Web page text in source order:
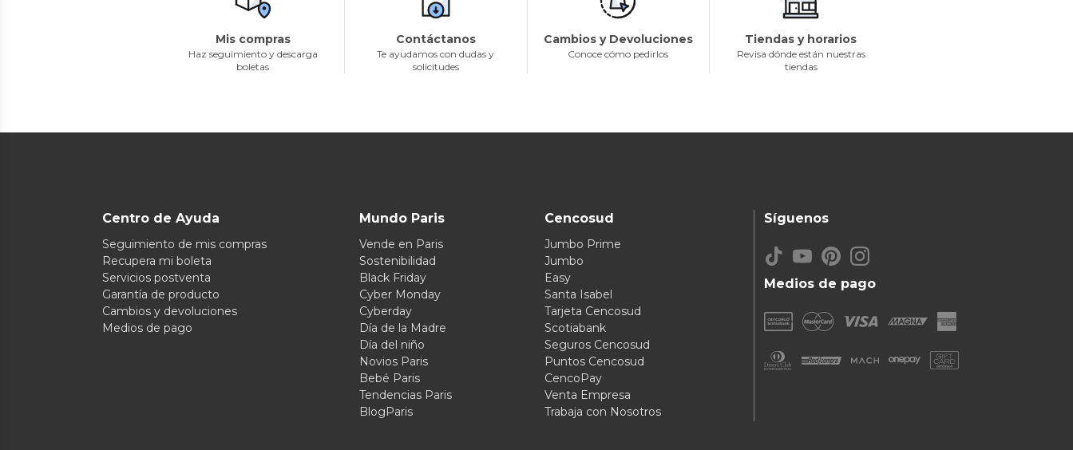
Mis compras
Haz seguimiento y descarga
boletas
Contáctanos
Te ayudamos con dudas y
solicitudes
Cambios y Devoluciones
Conoce cómo pedirlos
Tiendas y horarios
Revisa dónde están nuestras
tiendas
Centro de Ayuda
Seguimiento de mis compras
Recupera mi boleta
Servicios postventa
Garantía de producto
Cambios y devoluciones
Medios de pago
Mundo Paris
Vende en Paris
Sostenibilidad
Black Friday
Cyber Monday
Cyberday
Día de la Madre
Día del niño
Novios Paris
Bebé Paris
Tendencias Paris
BlogParis
Cencosud
Jumbo Prime
Jumbo
Easy
Santa Isabel
Tarjeta Cencosud
Scotiabank
Seguros Cencosud
Puntos Cencosud
CencoPay
Venta Empresa
Trabaja con Nosotros
Medios de pago
Síguenos